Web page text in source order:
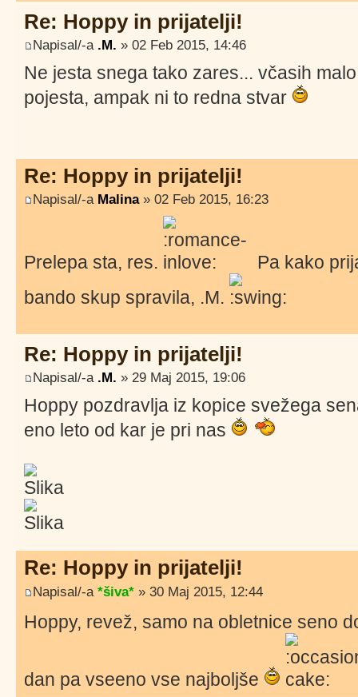
Re: Hoppy in prijatelji!
Napisal/-a .M. » 02 Feb 2015, 14:46
Ne jesta snega tako zares... včasih
pojesta, ampak ni to redna stvar
Re: Hoppy in prijatelji!
Napisal/-a Malina» 02 Feb 2015, 16:23
Prelepa sta, res.
Pa kako
bando skup spravila, .M.
Re: Hoppy in prijatelji!
Napisal/-a .M. » 29 Maj 2015, 19:06
Hoppy pozdravlja iz kopice svežega
eno leto od kar je pri nas
Re: Hoppy in prijatelji!
Napisal/-a *šiva* » 30 Maj 2015, 12:44
Hoppy, revež, samo na obletnice seno
dan pa vseeno vse najboljše